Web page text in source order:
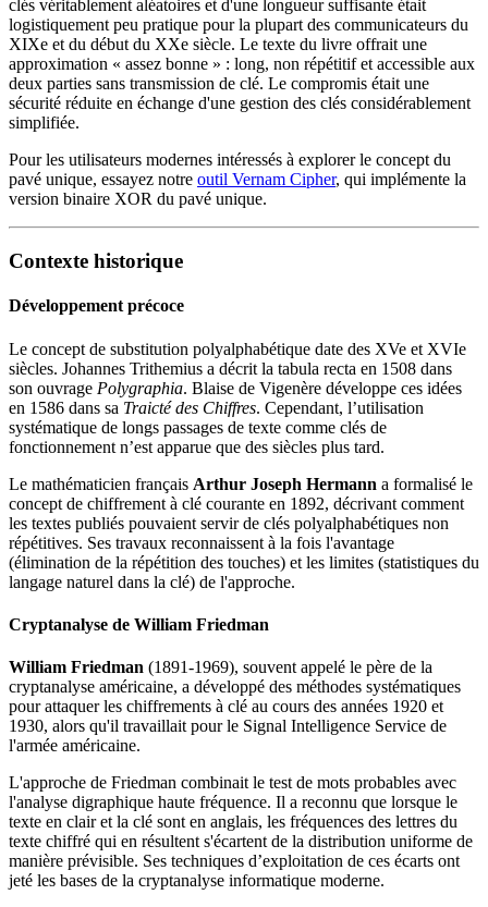
clés véritablement aléatoires et d'une longueur suffisante était
logistiquement peu pratique pour la plupart des communicateurs du
XIXe et du début du XXe siècle. Le texte du livre offrait une
approximation « assez bonne » : long, non répétitif et accessible aux
deux parties sans transmission de clé. Le compromis était une
sécurité réduite en échange d'une gestion des clés considérablement
simplifiée.
Pour les utilisateurs modernes intéressés à explorer le concept du
pavé unique, essayez notre outil Vernam Cipher, qui implémente la
version binaire XOR du pavé unique.
Contexte historique
Développement précoce
Le concept de substitution polyalphabétique date des XVe et XVIe
siècles. Johannes Trithemius a décrit la tabula recta en 1508 dans
son ouvrage Polygraphia. Blaise de Vigenère développe ces idées
en 1586 dans sa Traicté des Chiffres. Cependant, l’utilisation
systématique de longs passages de texte comme clés de
fonctionnement n’est apparue que des siècles plus tard.
Le mathématicien français Arthur Joseph Hermann a formalisé le
concept de chiffrement à clé courante en 1892, décrivant comment
les textes publiés pouvaient servir de clés polyalphabétiques non
répétitives. Ses travaux reconnaissent à la fois l'avantage
(élimination de la répétition des touches) et les limites (statistiques du
langage naturel dans la clé) de l'approche.
Cryptanalyse de William Friedman
William Friedman (1891-1969), souvent appelé le père de la
cryptanalyse américaine, a développé des méthodes systématiques
pour attaquer les chiffrements à clé au cours des années 1920 et
1930, alors qu'il travaillait pour le Signal Intelligence Service de
l'armée américaine.
L'approche de Friedman combinait le test de mots probables avec
l'analyse digraphique haute fréquence. Il a reconnu que lorsque le
texte en clair et la clé sont en anglais, les fréquences des lettres du
texte chiffré qui en résultent s'écartent de la distribution uniforme de
manière prévisible. Ses techniques d’exploitation de ces écarts ont
jeté les bases de la cryptanalyse informatique moderne.